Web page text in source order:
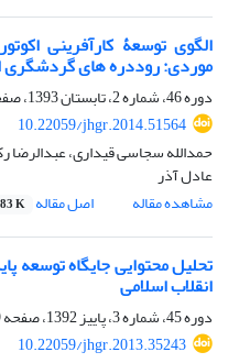
الگوی توسعۀ کارآفرینی
موردی: روددره های گردشگری
دوره 46، شماره 2، تابستان 1393، صفحه
10.22059/jhgr.2014.51564
حمدالله سجاسی قیداری، عبدالرضا
عادل آذر
مشاهده مقاله
اصل مقاله K
تحلیل محتوایی جایگاه توسعه
انقلاب اسلامی
دوره 45، شماره 3، پاییز 1392، صفحه
10.22059/jhgr.2013.35243